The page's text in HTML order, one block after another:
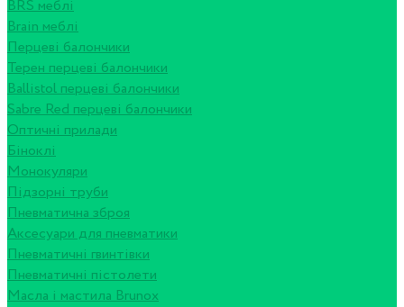
BRS меблі
Brain меблі
Перцеві балончики
Терен перцеві балончики
Ballistol перцеві балончики
Sabre Red перцеві балончики
Оптичні прилади
Біноклі
Монокуляри
Підзорні труби
Пневматична зброя
Аксесуари для пневматики
Пневматичні гвинтівки
Пневматичні пістолети
Масла і мастила Brunox